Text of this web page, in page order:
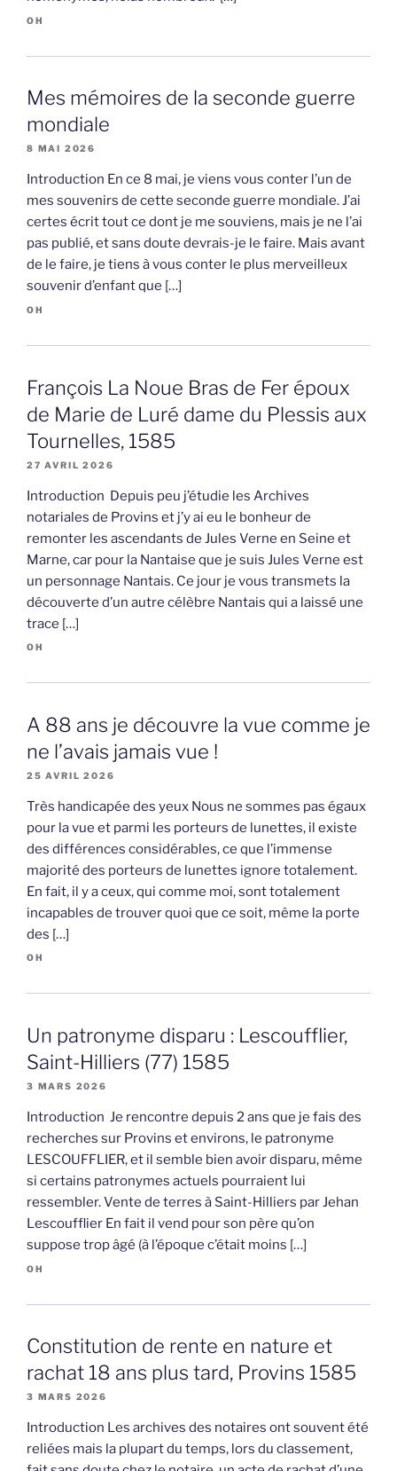
OH
Mes mémoires de la seconde guerre
mondiale
8 MAI 2026
Introduction En ce 8 mai, je viens vous conter l’un de
mes souvenirs de cette seconde guerre mondiale. J’ai
certes écrit tout ce dont je me souviens, mais je ne l’ai
pas publié, et sans doute devrais-je le faire. Mais avant
de le faire, je tiens à vous conter le plus merveilleux
souvenir d’enfant que […]
OH
François La Noue Bras de Fer époux
de Marie de Luré dame du Plessis aux
Tournelles, 1585
27 AVRIL 2026
Introduction Depuis peu j’étudie les Archives
notariales de Provins et j’y ai eu le bonheur de
remonter les ascendants de Jules Verne en Seine et
Marne, car pour la Nantaise que je suis Jules Verne est
un personnage Nantais. Ce jour je vous transmets la
découverte d’un autre célèbre Nantais qui a laissé une
trace […]
OH
A 88 ans je découvre la vue comme je
ne l’avais jamais vue !
25 AVRIL 2026
Très handicapée des yeux Nous ne sommes pas égaux
pour la vue et parmi les porteurs de lunettes, il existe
des différences considérables, ce que l’immense
majorité des porteurs de lunettes ignore totalement.
En fait, il y a ceux, qui comme moi, sont totalement
incapables de trouver quoi que ce soit, même la porte
des […]
OH
Un patronyme disparu : Lescoufflier,
Saint-Hilliers (77) 1585
3 MARS 2026
Introduction Je rencontre depuis 2 ans que je fais des
recherches sur Provins et environs, le patronyme
LESCOUFFLIER, et il semble bien avoir disparu, même
si certains patronymes actuels pourraient lui
ressembler. Vente de terres à Saint-Hilliers par Jehan
Lescoufflier En fait il vend pour son père qu’on
suppose trop âgé (à l’époque c’était moins […]
OH
Constitution de rente en nature et
rachat 18 ans plus tard, Provins 1585
3 MARS 2026
Introduction Les archives des notaires ont souvent été
reliées mais la plupart du temps, lors du classement,